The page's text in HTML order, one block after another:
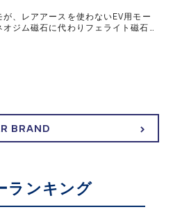
、レアアースを使わないEV用モー
ジム磁石に代わりフェライト磁石を
って磁気抵抗を高めることで高出力
化も組み合わせ、180kWという実
BRAND
ランキング